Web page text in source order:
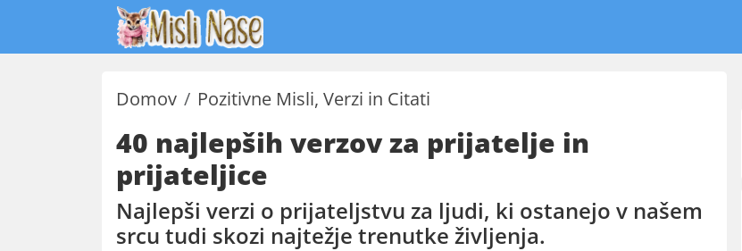
Domov Pozitivne Misli, Verzi in Citati
40 najlepših verzov za prijatelje in
prijateljice
Najlepši verzi o prijateljstvu za ljudi, ki ostanejo v našem
srcu tudi skozi najtežje trenutke življenja.